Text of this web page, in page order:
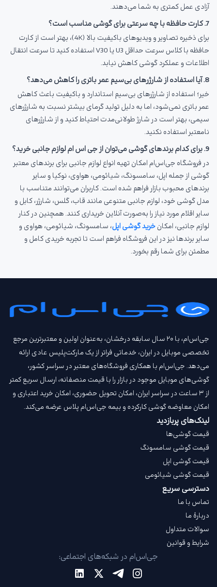
آزادی عمل کمتری به شما می‌دهند.
7. کارت حافظه با چه سرعتی برای گوشی مناسب است؟
برای ذخیره تصاویر و ویدیوهای باکیفیت بالا (4K)، بهتر است از کارت
حافظه با کلاس سرعت حداقل U3 یا V30 استفاده کنید تا سرعت انتقال
اطلاعات و عملکرد گوشی کاهش نیابد.
8. آیا استفاده از شارژرهای بی‌سیم عمر باتری را کاهش می‌دهد؟
خیر؛ استفاده از شارژرهای بی‌سیم استاندارد و باکیفیت باعث کاهش
عمر باتری نمی‌شود، اما به دلیل تولید گرمای بیشتر نسبت به شارژرهای
سیمی، بهتر است در شارژ طولانی‌مدت احتیاط کنید و از شارژرهای
نامعتبر استفاده نکنید.
9. برای کدام برندهای گوشی می‌توان از جی اس ام لوازم جانبی خرید؟
در فروشگاه جی‌اس‌ام امکان تهیه انواع لوازم جانبی برای برندهای معتبر
گوشی از جمله اپل، سامسونگ، شیائومی، هواوی، نوکیا و سایر
برندهای محبوب بازار فراهم شده است. کاربران می‌توانند متناسب با
مدل گوشی خود، لوازم جانبی متنوعی مانند قاب، گلس، شارژر، کابل و
سایر اقلام مورد نیاز را به‌صورت آنلاین خریداری کنند. همچنین در کنار
لوازم جانبی، امکانخرید گوشی اپل، سامسونگ، شیائومی، هواوی و
سایر برندها نیز در این فروشگاه فراهم است تا تجربه خریدی کامل و
مطمئن برای شما رقم بخورد.
جی‌اس‌ام، با ۲۰ سال سابقه درخشان، به‌عنوان اولین و معتبرترین مرجع
تخصصی موبایل در ایران، خدماتی فراتر از یک مارکت‌پلیس عادی ارائه
می‌دهد. جی‌اس‌ام با همکاری فروشگاه‌های معتبر در سراسر کشور،
گوشی‌های موبایل موجود در بازار را با قیمت‌ منصفانه، ارسال سریع کمتر
از ۳ ساعت در سراسر ایران، امکان تحویل حضوری، امکان خرید اعتباری و
امکان معاوضه گوشی کارکرده و بیمه جی‌اس‌ام‌ پلاس عرضه می‌کند.
لینک‌های پربازدید
قیمت گوشی‌ها
قیمت گوشی سامسونگ
قیمت گوشی اپل
قیمت گوشی شیائومی
دسترسی سریع
تماس با ما
دربارهٔ ما
سوالات متداول
شرایط و قوانین
جی‌اس‌ام در شبکه‌های اجتماعی: